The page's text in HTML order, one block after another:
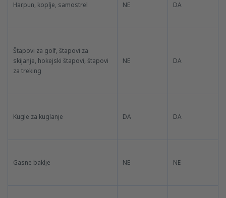
Harpun, koplje, samostrel NE DA
Štapovi za golf, štapovi za
skijanje, hokejski štapovi, štapovi
za treking
NE DA
Kugle za kuglanje DA DA
Gasne baklje NE NE